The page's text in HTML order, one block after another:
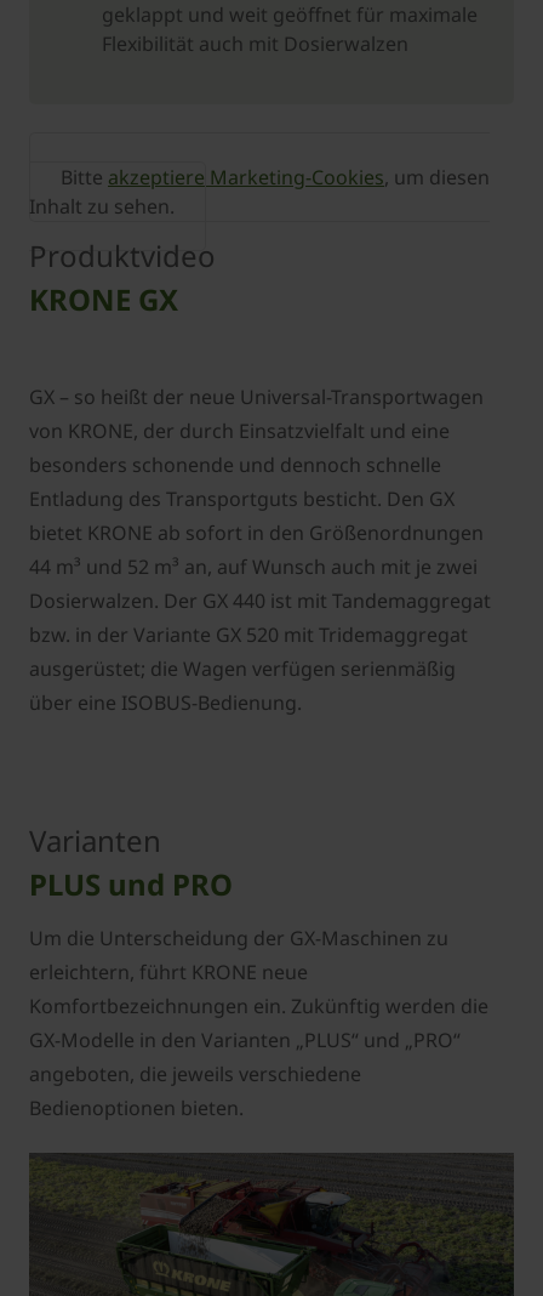
geklappt und weit geöffnet für maximale
Flexibilität auch mit Dosierwalzen
Bitte akzeptiere Marketing-Cookies, um diesen
Inhalt zu sehen.
Produktvideo
KRONE GX
GX – so heißt der neue Universal-Transportwagen
von KRONE, der durch Einsatzvielfalt und eine
besonders schonende und dennoch schnelle
Entladung des Transportguts besticht. Den GX
bietet KRONE ab sofort in den Größenordnungen
44 m³ und 52 m³ an, auf Wunsch auch mit je zwei
Dosierwalzen. Der GX 440 ist mit Tandemaggregat
bzw. in der Variante GX 520 mit Tridemaggregat
ausgerüstet; die Wagen verfügen serienmäßig
über eine ISOBUS-Bedienung.
Varianten
PLUS und PRO
Um die Unterscheidung der GX-Maschinen zu
erleichtern, führt KRONE neue
Komfortbezeichnungen ein. Zukünftig werden die
GX-Modelle in den Varianten „PLUS“ und „PRO“
angeboten, die jeweils verschiedene
Bedienoptionen bieten.